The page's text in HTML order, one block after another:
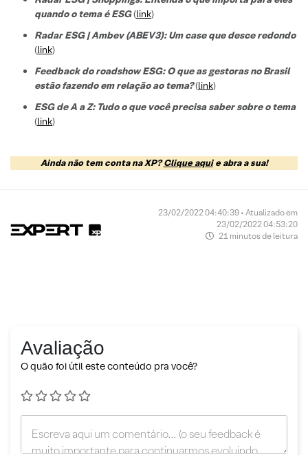
quando o tema é ESG(link)
Radar ESG | Ambev (ABEV3): Um case que desce redondo
(link)
Feedback do roadshow ESG: O que as gestoras no Brasil
estão fazendo em relação ao tema?(link)
ESG de A a Z: Tudo o que você precisa saber sobre o tema
(link)
Ainda não tem conta na XP?Clique aquie abra a sua!
23/02/2022 04:40:39 • Atualizado em
23/02/2022 04:53:20
21 minutos de leitura
Avaliação
O quão foi útil este conteúdo pra você?